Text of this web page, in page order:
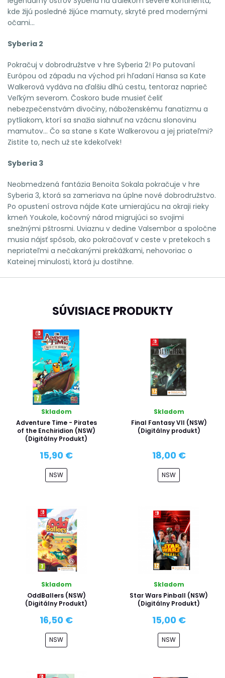
kde žijú posledné žijúce mamuty, skryté pred modernými
očami...
Syberia 2
Pokračuj v dobrodružstve v hre Syberia 2! Po putovaní
Európou od západu na východ pri hľadaní Hansa sa Kate
Walkerová vydáva na ďalšiu dlhú cestu, tentoraz naprieč
Veľkým severom. Čoskoro bude musieť čeliť
nebezpečenstvám divočiny, náboženskému fanatizmu a
pytliakom, ktorí sa snažia siahnuť na vzácnu slonovinu
mamutov... Čo sa stane s Kate Walkerovou a jej priateľmi?
Zistite to, nech už ste kdekoľvek!
Syberia 3
Neobmedzená fantázia Benoita Sokala pokračuje v hre
Syberia 3, ktorá sa zameriava na úplne nové dobrodružstvo.
Po opustení ostrova nájde Kate umierajúcu na okraji rieky
kmeň Youkole, kočovný národ migrujúci so svojimi
snežnými pštrosmi. Uviaznu v dedine Valsembor a spoločne
musia nájsť spôsob, ako pokračovať v ceste v pretekoch s
nepriateľmi a nečakanými prekážkami, nehovoriac o
Kateinej minulosti, ktorá ju dostihne.
SÚVISIACE PRODUKTY
Skladom
Adventure Time - Pirates
of the Enchiridion (NSW)
(Digitálny Produkt)
15,90 €
NSW
Skladom
Final Fantasy VII (NSW)
(Digitálny produkt)
18,00 €
NSW
Skladom
OddBallers (NSW)
(Digitálny Produkt)
16,50 €
NSW
Skladom
Star Wars Pinball (NSW)
(Digitálny Produkt)
15,00 €
NSW